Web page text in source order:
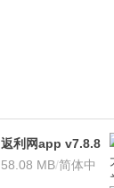
返利网app v7.8.8
安卓版
58.08 MB/简体中